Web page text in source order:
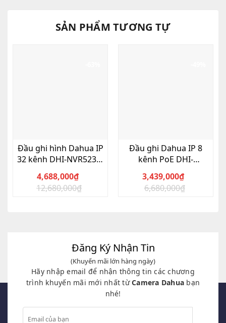
SẢN PHẨM TƯƠNG TỰ
Đầu ghi hình Dahua IP
32 kênh DHI-NVR5232-
12,680,000₫
Giá
4,688,000₫
Giá
Đầu ghi Dahua IP 8
kênh PoE DHI-
6,680,000₫
Giá
3,439,000₫
Giá
Đăng Ký Nhận Tin
(Khuyến mãi lớn hàng ngày)
Hãy nhập email để nhận thông tin các chương
trình khuyến mãi mới nhất từCamera Dahua bạn
nhé!